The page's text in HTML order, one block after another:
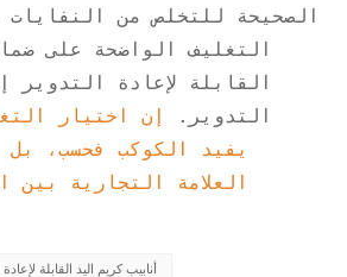
الصحيحة للتخلص من النفايات
التغليف الواضحة على
القابلة لإعادة التدوير
التدوير.
إن اختيار
يفيد الكوكب فحسب،
العلامة التجارية بين
أنابيب كريم اليد القابلة لإعادة